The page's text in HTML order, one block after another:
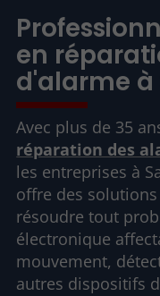
en
d'alarme
Avec plus de 35
réparation des
les entreprises à
offre des
résoudre tout
électronique
mouvement,
autres dispositifs